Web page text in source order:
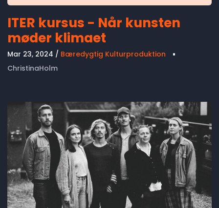
ITER kursus - Når kunsten
møder klimaet
Mar 23, 2024
Bæredygtig Kulturproduktion
ChristinaHolm